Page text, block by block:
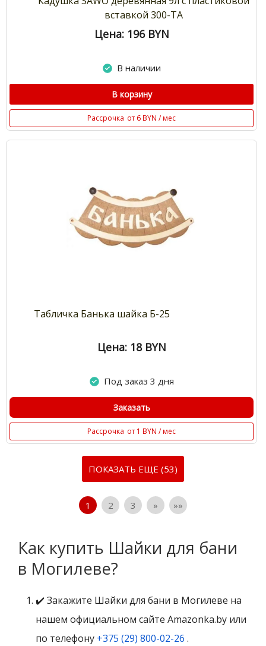
вставкой 300-ТА
Цена: 196 BYN
В наличии
В корзину
Рассрочка от 6 BYN / мес
Табличка Банька шайка Б-25
Цена: 18 BYN
Под заказ 3 дня
Заказать
Рассрочка от 1 BYN / мес
ПОКАЗАТЬ ЕЩЕ (53)
1 2 3 » »»
Как купить Шайки для бани
в Могилеве?
✔️ Закажите Шайки для бани в Могилеве на
нашем официальном сайте Amazonka.by или
по телефону +375 (29) 800-02-26 .